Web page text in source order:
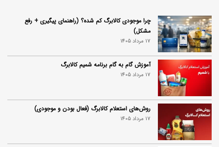
چرا موجودی کالابرگ کم شده؟ (راهنمای پیگیری + رفع
مشکل)
17 مرداد 1405
آموزش گام به گام برنامه شمیم کالابرگ
17 مرداد 1405
روش‌های استعلام کالابرگ (فعال بودن و موجودی)
17 مرداد 1405